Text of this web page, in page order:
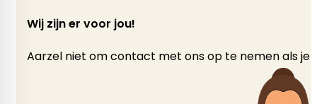
Wij zijn er voor jou!
Aarzel niet om contact met ons op te nemen als